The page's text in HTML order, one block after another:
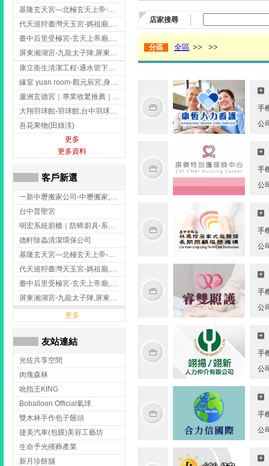
基隆玄天宮—北極玄天上帝-玄天上帝廟,拜玄天上帝,基隆玄天上帝廟,安樂區玄天上帝廟,
代天巡狩臺灣天玉宮-媽祖廟,拜媽祖,雲林媽祖廟,雲林拜媽祖,
臺中后里受極宮-玄天上帝廟,拜玄天上帝,台中玄天上帝廟,后里玄天上帝廟,
屏東湘湖宮-九龍太子陣,屏東九龍太子陣
康立衛生清潔工程-通水管下水道 清排水溝 台北抽水肥 台北洗污水管 桃園洗污水管下水道
緣室 yuan room-觀元辰宮,身心靈課程,台中觀元辰宮,台中身心靈課程,西屯觀元辰宮
蘆洲玄德宮｜專業收驚推薦｜問事服務｜點燈祭改｜補財補運-玄天上帝廟,問事,台北玄天上帝廟,蘆洲問事,
大翔羽球館-羽球館,台中羽球館,台中羽球場地出租,台中專業羽球館
吾花果物(田綠渼)
更多
更多資料
客戶新選
一新中壢搬家公司-中壢搬家,中壢搬家公司推薦,桃園搬家推薦,桃園搬家公司
台中普聖宮
明宏系統廚櫃｜防蟑廚具-系統廚櫃安裝,台中系統廚櫃安裝,彰化系統廚櫃安裝,台南系統廚櫃安裝,台中防蟑
德軒除蟲清潔環保公司
基隆玄天宮—北極玄天上帝-玄天上帝廟,拜玄天上帝,基隆玄天上帝廟,安樂區玄天上帝廟,
代天巡狩臺灣天玉宮-媽祖廟,拜媽祖,雲林媽祖廟,雲林拜媽祖,
臺中后里受極宮-玄天上帝廟,拜玄天上帝,台中玄天上帝廟,后里玄天上帝廟,
屏東湘湖宮-九龍太子陣,屏東九龍太子陣
更多
友站連結
光佐共享空間
肉塊森林
吮指王KING
Boballoon Official氣球
雙木林手作包子饅頭
捷美汽車(包膜)美容工藝坊
生命予光殯葬產業
新月珍餅舖
店家搜尋
分區 全區 >> >>
手
公
手
公
手
公
手
公
手
公
手
公